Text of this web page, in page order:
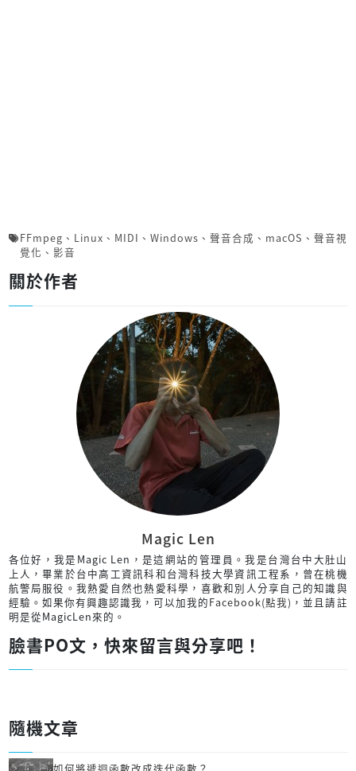
FFmpeg 、 Linux 、 MIDI 、 Windows 、 聲音合成 、 macOS 、 聲音視
覺化 、 影音
關於作者
Magic Len
各位好，我是Magic Len，是這網站的管理員。我是台灣台中大肚山
上人，畢業於台中高工資訊科和台灣科技大學資訊工程系，曾在桃機
航警局服役。我熱愛自然也熱愛科學，喜歡和別人分享自己的知識與
經驗。如果你有興趣認識我，可以加我的Facebook(點我) ，並且請註
明是從MagicLen來的。
臉書PO文，快來留言與分享吧！
隨機文章